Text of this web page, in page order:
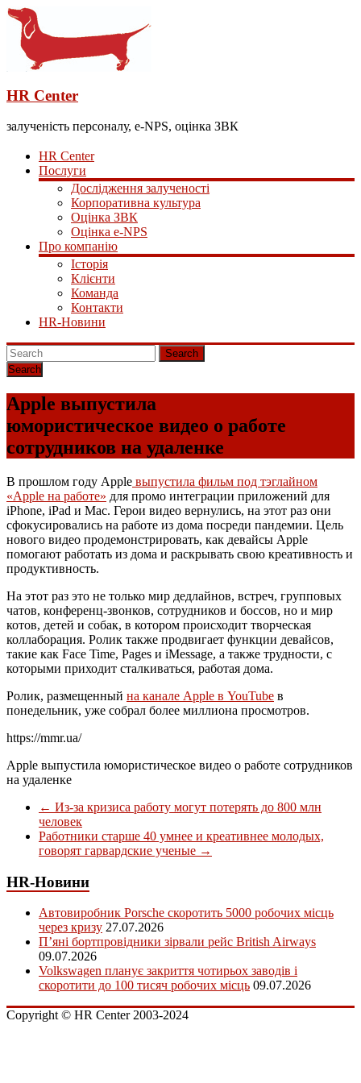
HR Center
залученість персоналу, e-NPS, оцінка ЗВК
HR Center
Послуги
Дослідження залученості
Корпоративна культура
Оцінка ЗВК
Оцінка e-NPS
Про компанію
Історія
Клієнти
Команда
Контакти
HR-Новини
Search
Apple выпустила
юмористическое видео о работе
сотрудников на удаленке
В прошлом году Apple выпустила фильм под тэглайном
«Apple на работе» для промо интеграции приложений для
iPhone, iPad и Mac. Герои видео вернулись, на этот раз они
сфокусировались на работе из дома посреди пандемии. Цель
нового видео продемонстрировать, как девайсы Apple
помогают работать из дома и раскрывать свою креативность и
продуктивность.
На этот раз это не только мир дедлайнов, встреч, групповых
чатов, конференц-звонков, сотрудников и боссов, но и мир
котов, детей и собак, в котором происходит творческая
коллаборация. Ролик также продвигает функции девайсов,
такие как Face Time, Pages и iMessage, а также трудности, с
которыми приходит сталкиваться, работая дома.
Ролик, размещенный на канале Apple в YouTube в
понедельник, уже собрал более миллиона просмотров.
https://mmr.ua/
Apple выпустила юмористическое видео о работе сотрудников
на удаленке
← Из-за кризиса работу могут потерять до 800 млн
человек
Работники старше 40 умнее и креативнее молодых,
говорят гарвардские ученые →
HR-Новини
Автовиробник Porsche скоротить 5000 робочих місць
через кризу 27.07.2026
П’яні бортпровідники зірвали рейс British Airways
09.07.2026
Volkswagen планує закриття чотирьох заводів і
скоротити до 100 тисяч робочих місць 09.07.2026
Copyright © HR Center 2003-2024